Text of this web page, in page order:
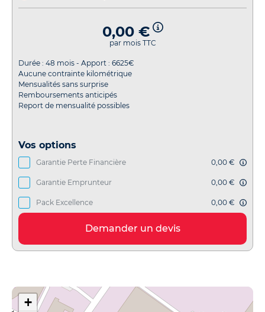
0,00 €
par mois TTC
Durée : 48 mois - Apport : 6625€
Aucune contrainte kilométrique
Mensualités sans surprise
Remboursements anticipés
Report de mensualité possibles
Vos options
Garantie Perte Financière 0,00 €
Garantie Emprunteur 0,00 €
Pack Excellence 0,00 €
Demander un devis
+